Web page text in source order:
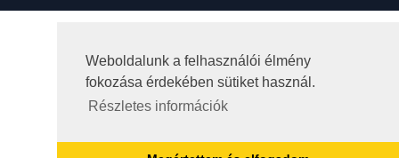
Weboldalunk a felhasználói élmény
fokozása érdekében sütiket használ.
Részletes információk